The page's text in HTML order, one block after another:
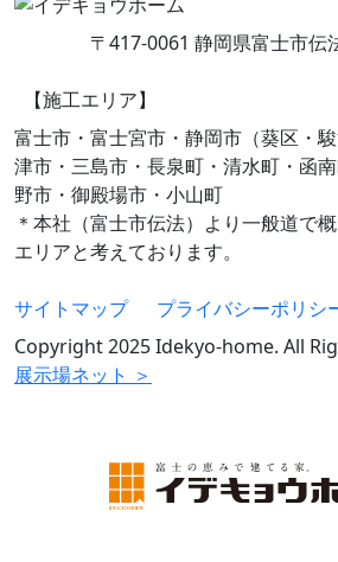
〒417-0061 静岡県富士市伝
【施工エリア】
富士市・富士宮市・静岡市（葵区・
津市・三島市・長泉町・清水町・函
野市・御殿場市・小山町
＊本社（富士市伝法）より一般道で
エリアと考えております。
サイトマップ
プライバシーポリシ
Copyright 2025 Idekyo-home. All
展示場ネット ＞